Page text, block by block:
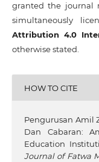
granted the journal
simultaneously
Attribution 4.0
otherwise stated.
HOW TO CITE
Pengurusan Amil
Dan Cabaran:
Education
Journal of Fatwa